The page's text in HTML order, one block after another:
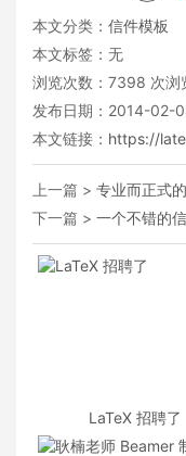
本文分类： 信件模板
本文标签：无
浏览次数： 7398 次浏
发布日期：2014-02-
本文链接： https://
上一篇 > 专业而正式
下一篇 > 一个不错的
LaTeX 招聘了